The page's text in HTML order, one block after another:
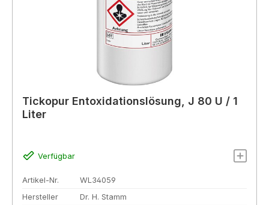
Tickopur Entoxidationslösung, J 80 U / 1
Liter
Verfügbar
Artikel-Nr.
WL34059
Hersteller
Dr. H. Stamm